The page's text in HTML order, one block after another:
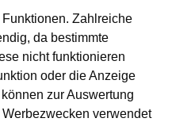
Zahlreiche
da bestimmte
nicht funktionieren
oder die Anzeige
zur Auswertung
verwendet